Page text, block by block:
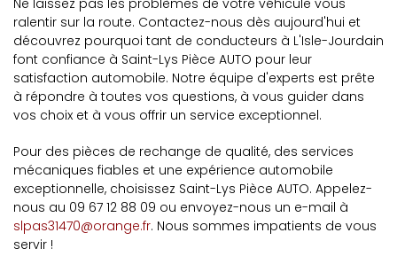
Ne laissez pas les problèmes de votre véhicule vous
ralentir sur la route. Contactez-nous dès aujourd'hui et
découvrez pourquoi tant de conducteurs à L'Isle-Jourdain
font confiance à Saint-Lys Pièce AUTO pour leur
satisfaction automobile. Notre équipe d'experts est prête
à répondre à toutes vos questions, à vous guider dans
vos choix et à vous offrir un service exceptionnel.
Pour des pièces de rechange de qualité, des services
mécaniques fiables et une expérience automobile
exceptionnelle, choisissez Saint-Lys Pièce AUTO. Appelez-
nous au 09 67 12 88 09 ou envoyez-nous un e-mail à
slpas31470@orange.fr. Nous sommes impatients de vous
servir !